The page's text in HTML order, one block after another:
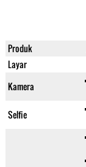
Produk
Layar
Kamera
Selfie